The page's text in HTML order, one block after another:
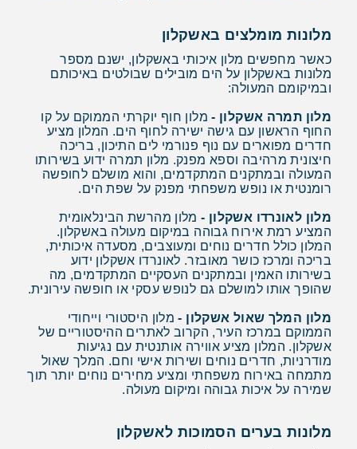
מלונות מומלצים באשקלון
כאשר מחפשים מלון איכותי באשקלון, ישנם מספר
מלונות באשקלון על הים מובילים שבולטים באיכותם
ובמיקומם המעולה:
מלון תמרה אשקלון -מלון חוף יוקרתי הממוקם על קו
החוף הראשון עם גישה ישירה לחוף הים. המלון מציע
חדרים מפוארים עם נוף פנורמי לים התיכון, בריכה
חיצונית מרהיבה וספא מפנק. מלון תמרה ידוע בשירותו
המעולה ובמתקנים המתקדמים, והוא מושלם לחופשה
רומנטית או נופש משפחתי מפנק על שפת הים.
מלון לאונרדו אשקלון -מלון מהרשת הבינלאומית
המציע רמת אירוח גבוהה במיקום מעולה באשקלון.
המלון כולל חדרים נוחים ומעוצבים, מסעדה איכותית,
בריכה ומרכז כושר מאובזר. לאונרדו אשקלון ידוע
בשירותו האמין ובמתקנים העסקיים המתקדמים, מה
שהופך אותו למושלם גם לנופש עסקי או חופשה עירונית.
מלון המלך שאול אשקלון -מלון היסטורי וייחודי
הממוקם במרכז העיר, הקרוב לאתרים ההיסטוריים של
אשקלון. המלון מציע אווירה אותנטית עם נגיעות
מודרניות, חדרים נוחים ושירות אישי וחם. המלך שאול
מתמחה באירוח משפחתי ומציע מחירים נוחים יותר תוך
שמירה על איכות גבוהה ומיקום מעולה.
מלונות בערים הסמוכות לאשקלון